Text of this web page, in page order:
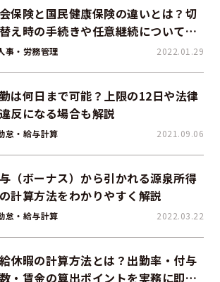
保険と国民健康保険の違いとは？切
え時の手続きや任意継続について解
事・労務管理 2022.01.29
は何日まで可能？上限の12日や法律
反になる場合も解説
怠・給与計算 2021.09.06
（ボーナス）から引かれる源泉所得
計算方法をわかりやすく解説
怠・給与計算 2022.03.22
休暇の計算方法とは？出勤率・付与
・賃金の算出ポイントを実務に即し